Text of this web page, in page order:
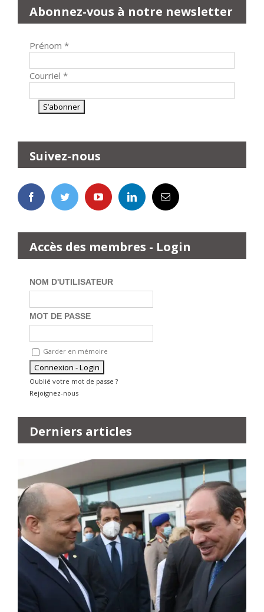
Abonnez-vous à notre newsletter
Prénom *
Courriel *
Suivez-nous
Accès des membres - Login
NOM D'UTILISATEUR
MOT DE PASSE
Garder en mémoire
Oublié votre mot de passe ?
Rejoignez-nous
Derniers articles